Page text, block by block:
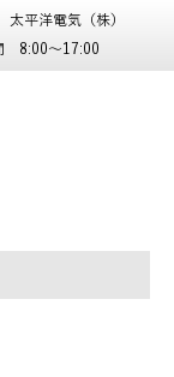
平洋電気（株）
8:00～17:00